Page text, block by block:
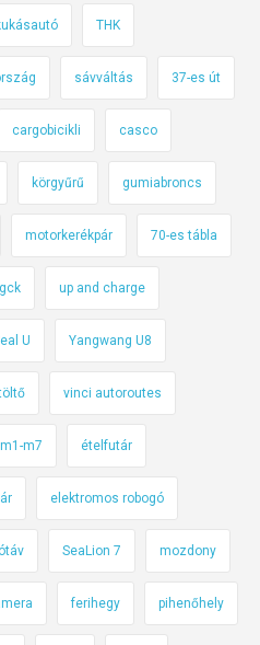
THK
sávváltás 37-es út
cargobicikli casco
körgyűrű gumiabroncs
motorkerékpár 70-es tábla
gck up and charge
U Yangwang U8
vinci autoroutes
m1-m7 ételfutár
elektromos robogó
SeaLion 7 mozdony
ferihegy pihenőhely